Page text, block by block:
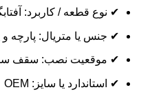
✔ نوع قطعه / کاربرد:
✔ جنس یا متریال: پارچه و
✔ موقعیت نصب: سقف
✔ استاندارد یا سایز: OEM